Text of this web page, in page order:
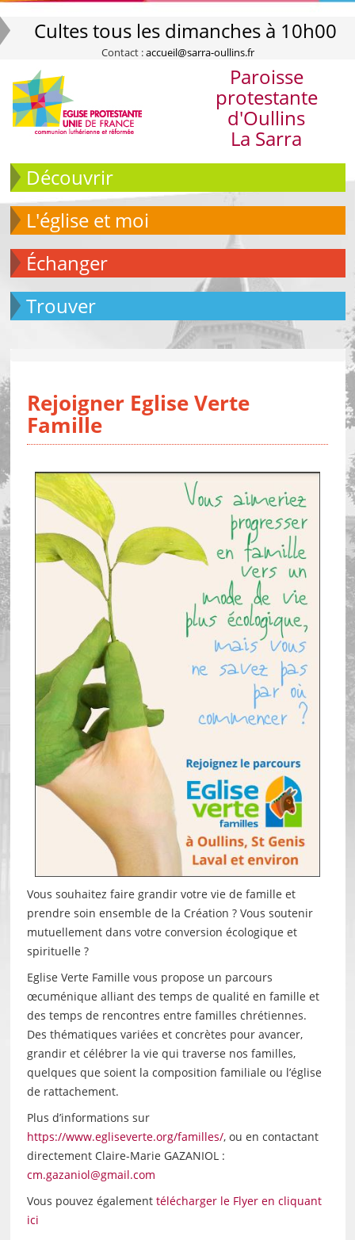
Cultes tous les dimanches à 10h00
Contact :accueil@sarra-oullins.fr
Paroisse
protestante
d'Oullins
La Sarra
Découvrir
L'église et moi
échanger
Trouver
Rejoigner Eglise Verte
Famille
Vous souhaitez faire grandir votre vie de famille et
prendre soin ensemble de la Création ? Vous soutenir
mutuellement dans votre conversion écologique et
spirituelle ?
Eglise Verte Famille vous propose un parcours
œcuménique alliant des temps de qualité en famille et
des temps de rencontres entre familles chrétiennes.
Des thématiques variées et concrètes pour avancer,
grandir et célébrer la vie qui traverse nos familles,
quelques que soient la composition familiale ou l’église
de rattachement.
Plus d’informations sur
https://www.egliseverte.org/familles/, ou en contactant
directement Claire-Marie GAZANIOL :
cm.gazaniol@gmail.com
Vous pouvez également télécharger le Flyer en cliquant
ici